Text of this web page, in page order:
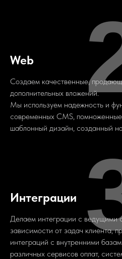
Web
Создаем качественные,
дополнительных вложений.
Мы используем надежность и
современных CMS,
шаблонный дизайн, созданный
Интеграции
Делаем интеграции с ведущими
зависимости от задач клиента,
интеграций с внутренними
различных сервисов оплат,